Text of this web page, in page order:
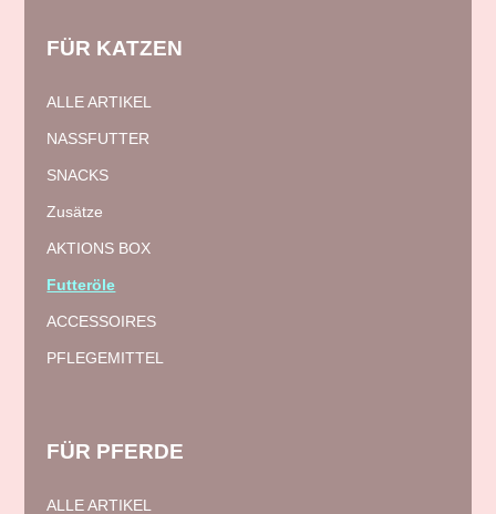
FÜR KATZEN
ALLE ARTIKEL
NASSFUTTER
SNACKS
Zusätze
AKTIONS BOX
Futteröle
ACCESSOIRES
PFLEGEMITTEL
FÜR PFERDE
ALLE ARTIKEL